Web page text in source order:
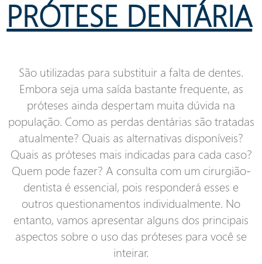
PRÓTESE DENTÁRIA
São utilizadas para substituir a falta de dentes.
Embora seja uma saída bastante frequente, as
próteses ainda despertam muita dúvida na
população. Como as perdas dentárias são tratadas
atualmente? Quais as alternativas disponíveis?
Quais as próteses mais indicadas para cada caso?
Quem pode fazer? A consulta com um cirurgião-
dentista é essencial, pois responderá esses e
outros questionamentos individualmente. No
entanto, vamos apresentar alguns dos principais
aspectos sobre o uso das próteses para você se
inteirar.